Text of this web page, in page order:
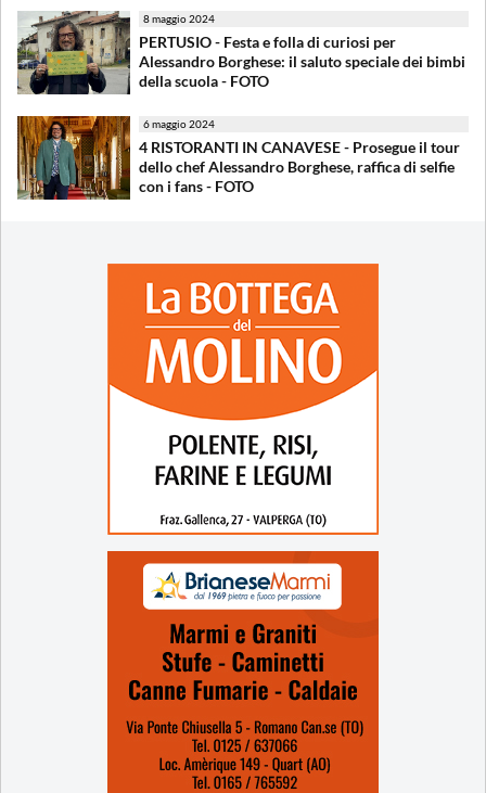
8 maggio 2024
PERTUSIO - Festa e folla di curiosi per
Alessandro Borghese: il saluto speciale dei bimbi
della scuola - FOTO
6 maggio 2024
4 RISTORANTI IN CANAVESE - Prosegue il tour
dello chef Alessandro Borghese, raffica di selfie
con i fans - FOTO